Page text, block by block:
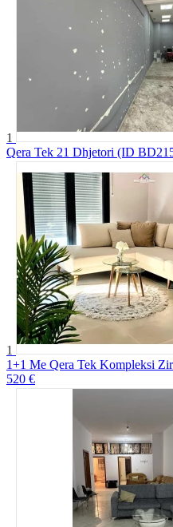
1
Qera Tek 21 Dhjetori (ID
1
1+1 Me Qera Tek Kompleksi
520 €